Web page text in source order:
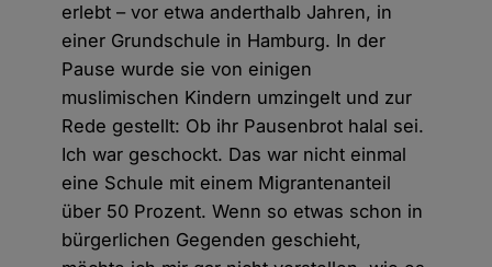
erlebt – vor etwa anderthalb Jahren, in
einer Grundschule in Hamburg. In der
Pause wurde sie von einigen
muslimischen Kindern umzingelt und zur
Rede gestellt: Ob ihr Pausenbrot halal sei.
Ich war geschockt. Das war nicht einmal
eine Schule mit einem Migrantenanteil
über 50 Prozent. Wenn so etwas schon in
bürgerlichen Gegenden geschieht,